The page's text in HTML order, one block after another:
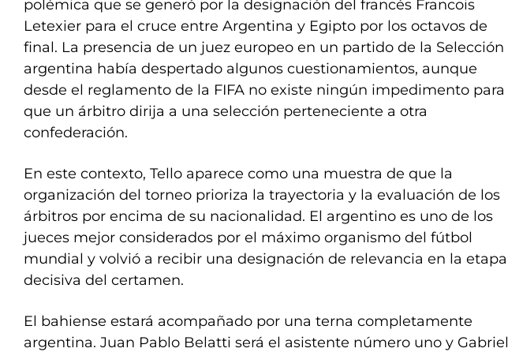
polémica que se generó por la designación del francés Francois
Letexier para el cruce entre Argentina y Egipto por los octavos de
final. La presencia de un juez europeo en un partido de la Selección
argentina había despertado algunos cuestionamientos, aunque
desde el reglamento de la FIFA no existe ningún impedimento para
que un árbitro dirija a una selección perteneciente a otra
confederación.
En este contexto, Tello aparece como una muestra de que la
organización del torneo prioriza la trayectoria y la evaluación de los
árbitros por encima de su nacionalidad. El argentino es uno de los
jueces mejor considerados por el máximo organismo del fútbol
mundial y volvió a recibir una designación de relevancia en la etapa
decisiva del certamen.
El bahiense estará acompañado por una terna completamente
argentina. Juan Pablo Belatti será el asistente número uno y Gabriel